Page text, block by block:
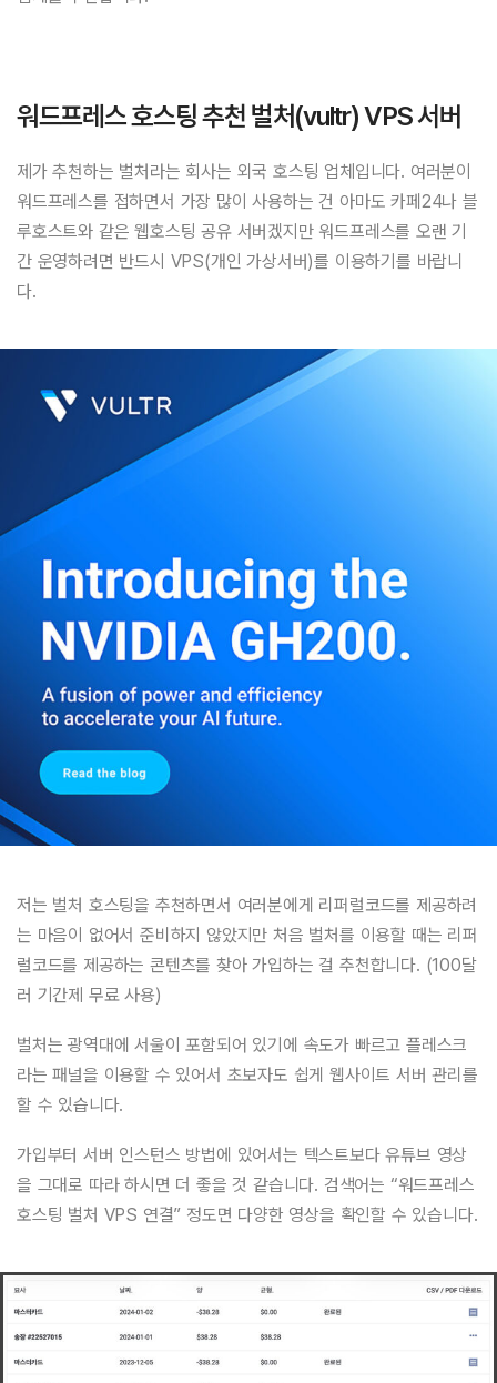
워드프레스 호스팅 추천 벌처(vultr) VPS 서버
제가 추천하는 벌처라는 회사는 외국 호스팅 업체입니다. 여러분이
워드프레스를 접하면서 가장 많이 사용하는 건 아마도 카페24나 블
루호스트와 같은 웹호스팅 공유 서버겠지만 워드프레스를 오랜 기
간 운영하려면 반드시 VPS(개인 가상서버)를 이용하기를 바랍니
다.
저는 벌처 호스팅을 추천하면서 여러분에게 리퍼럴코드를 제공하려
는 마음이 없어서 준비하지 않았지만 처음 벌처를 이용할 때는 리퍼
럴코드를 제공하는 콘텐츠를 찾아 가입하는 걸 추천합니다. (100달
러 기간제 무료 사용)
벌처는 광역대에 서울이 포함되어 있기에 속도가 빠르고 플레스크
라는 패널을 이용할 수 있어서 초보자도 쉽게 웹사이트 서버 관리를
할 수 있습니다.
가입부터 서버 인스턴스 방법에 있어서는 텍스트보다 유튜브 영상
을 그대로 따라 하시면 더 좋을 것 같습니다. 검색어는 “워드프레스
호스팅 벌처 VPS 연결” 정도면 다양한 영상을 확인할 수 있습니다.